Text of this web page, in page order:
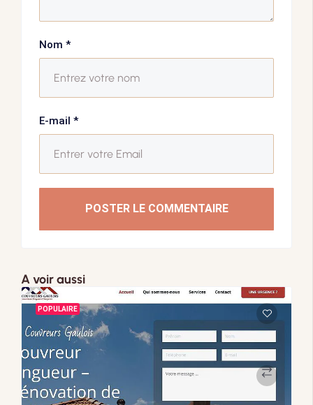
Nom *
E-mail *
POSTER LE COMMENTAIRE
A voir aussi
POPULAIRE